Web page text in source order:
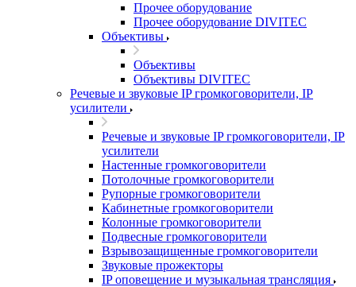
Прочее оборудование
Прочее оборудование DIVITEC
Объективы
Объективы
Объективы DIVITEC
Речевые и звуковые IP громкоговорители, IP
усилители
Речевые и звуковые IP громкоговорители, IP
усилители
Настенные громкоговорители
Потолочные громкоговорители
Рупорные громкоговорители
Кабинетные громкоговорители
Колонные громкоговорители
Подвесные громкоговорители
Взрывозащищенные громкоговорители
Звуковые прожекторы
IP оповещение и музыкальная трансляция